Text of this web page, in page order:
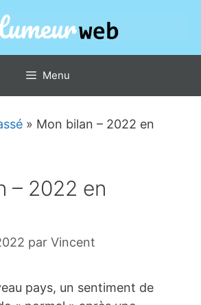
Menu
» Mon bilan – 2022 en
– 2022 en
par Vincent
pays, un sentiment de